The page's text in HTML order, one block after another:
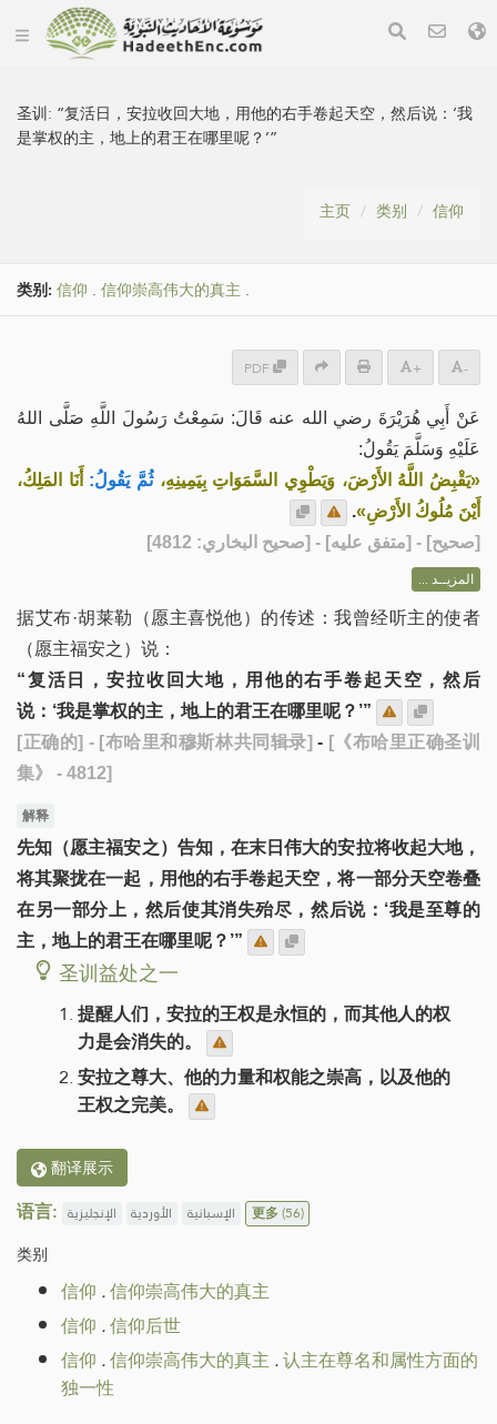
圣训: “复活日，安拉收回大地，用他的右手卷起天空，然后说：‘我
是掌权的主，地上的君王在哪里呢？’”
主页 类别 信仰
类别: 信仰 . 信仰崇高伟大的真主 .
PDF + -
عَنْ أَبِي هُرَيْرَةَ رضي الله عنه قَالَ: سَمِعْتُ رَسُولَ اللَّهِ صَلَّى اللهُ
عَلَيْهِ وَسَلَّمَ يَقُولُ:
«يَقْبِضُ اللَّهُ الأَرْضَ، وَيَطْوِي السَّمَوَاتِ بِيَمِينِهِ، ثُمَّ يَقُولُ: أَنَا المَلِكُ،
أَيْنَ مُلُوكُ الأَرْضِ».
[صحيح] - [متفق عليه] - [صحيح البخاري: 4812]
المزيــد ...
据艾布·胡莱勒（愿主喜悦他）的传述：我曾经听主的使者
（愿主福安之）说：
“复活日，安拉收回大地，用他的右手卷起天空，然后
说：‘我是掌权的主，地上的君王在哪里呢？’”
[正确的] - [布哈里和穆斯林共同辑录] - [《布哈里正确圣训
集》 - 4812]
解释
先知（愿主福安之）告知，在末日伟大的安拉将收起大地，
将其聚拢在一起，用他的右手卷起天空，将一部分天空卷叠
在另一部分上，然后使其消失殆尽，然后说：‘我是至尊的
主，地上的君王在哪里呢？’”
圣训益处之一
提醒人们，安拉的王权是永恒的，而其他人的权
力是会消失的。
安拉之尊大、他的力量和权能之崇高，以及他的
王权之完美。
翻译展示
语言: الإنجليزية الأوردية الإسبانية 更多(56)
类别
信仰 .信仰崇高伟大的真主
信仰 .信仰后世
信仰 .信仰崇高伟大的真主.认主在尊名和属性方面的
独一性